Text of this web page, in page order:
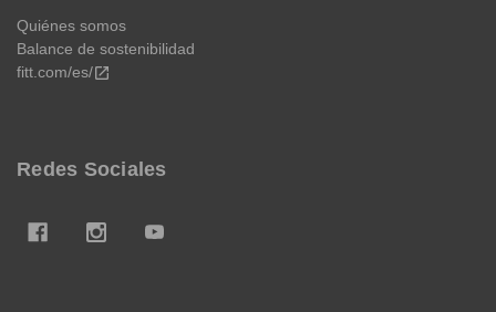
Quiénes somos
Balance de sostenibilidad
fitt.com/es/open_in_new
Redes Sociales